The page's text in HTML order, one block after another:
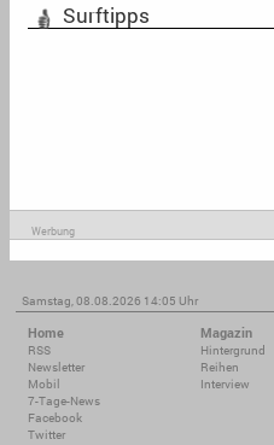
Surftipps
Werbung
Samstag, 08.08.2026 14:05 Uhr
Home
RSS
Newsletter
Mobil
7-Tage-News
Facebook
Twitter
Magazin
Hintergrund
Reihen
Interview